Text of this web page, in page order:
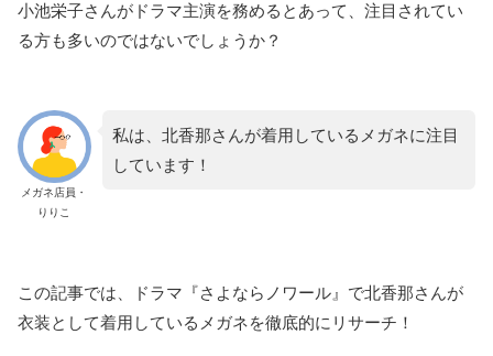
小池栄子さんがドラマ主演を務めるとあって、注目されてい
る方も多いのではないでしょうか？
メガネ店員・
りりこ
私は、北香那さんが着用しているメガネに注目
しています！
この記事では、ドラマ『さよならノワール』で北香那さんが
衣装として着用しているメガネを徹底的にリサーチ！